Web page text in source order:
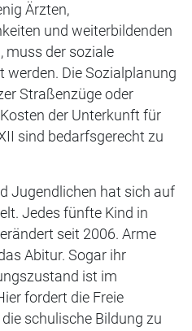
Ärzten,
und weiterbildenden
muss der soziale
Die Sozialplanung
Straßenzüge oder
der Unterkunft für
sind bedarfsgerecht zu
Jugendlichen hat sich auf
Jedes fünfte Kind in
seit 2006. Arme
Abitur. Sogar ihr
ist im
fordert die Freie
schulische Bildung zu